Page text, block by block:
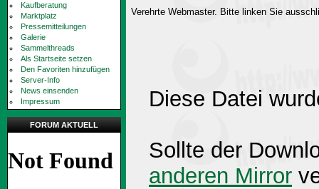
Kaufberatung
Marktplatz
Pressemitteilungen
Galerie
Sammelthreads
Als Startseite setzen
Den Favoriten hinzufügen
Server-Info
News einsenden
Impressum
FORUM AKTUELL
Verehrte Webmaster. Bitte linken Sie
Diese Datei
Sollte der
anderen Mirror